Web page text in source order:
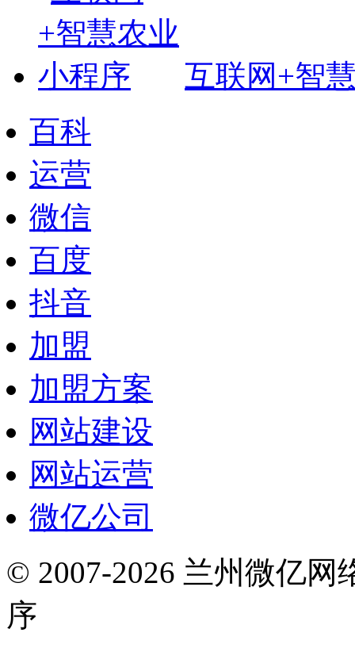
互联网+智
百科
运营
微信
百度
抖音
加盟
加盟方案
网站建设
网站运营
微亿公司
© 2007-2026 兰州微亿网
序